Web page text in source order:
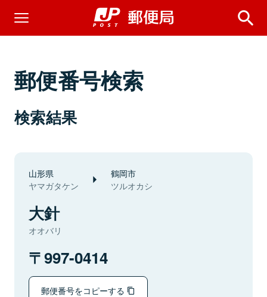
郵便番号検索
検索結果
山形県
ヤマガタケン
鶴岡市
ツルオカシ
大針
オオバリ
997-0414
郵便番号をコピーする